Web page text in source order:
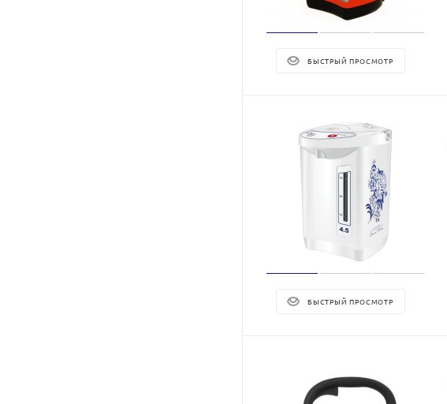
БЫСТРЫЙ ПРОСМОТР
БЫСТРЫЙ ПРОСМОТР